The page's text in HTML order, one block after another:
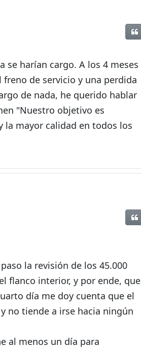
se harían cargo. A los 4 meses
de servicio y una perdida
de nada, he querido hablar
"Nuestro objetivo es
mayor calidad en todos los
la revisión de los 45.000
flanco interior, y por ende, que
día me doy cuenta que el
no tiende a irse hacia ningún
al menos un día para